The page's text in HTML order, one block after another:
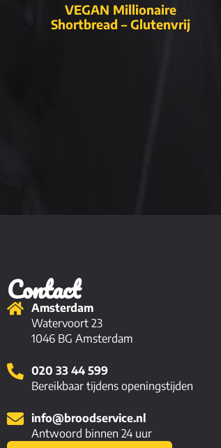
VEGAN Millionaire
Shortbread – Glutenvrij
Contact
Amsterdam
Watervoort 23
1046 BG Amsterdam
020 33 44 599
Bereikbaar tijdens openingstijden
info@broodservice.nl
Antwoord binnen 24 uur